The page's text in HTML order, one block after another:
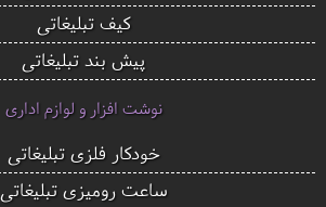
کیف تبلیغاتی
پیش بند تبلیغاتی
نوشت افزار و لوازم اداری
خودکار فلزی تبلیغاتی
ساعت رومیزی تبلیغاتی